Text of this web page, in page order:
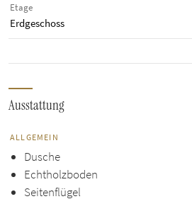
Etage
Erdgeschoss
Ausstattung
ALLGEMEIN
Dusche
Echtholzboden
Seitenflügel